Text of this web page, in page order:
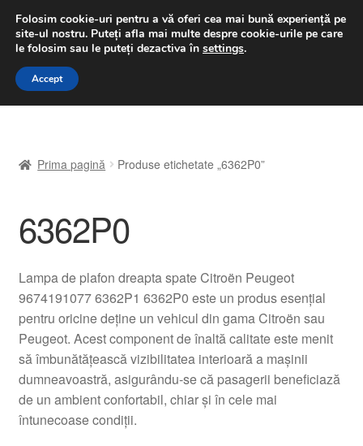
LIVRARE de la 33 lei
luni-vineri 9 a.m. - 4 p.m.031 229 6816
Sari
Sari
A lua legatura
Contul meu
Despre noi
Finalizare comandă
Livrare
Livrare în toată lumea
Prima pagină Produse etichetate „6362P0”
6362P0
Lampa de plafon dreapta spate Citroën Peugeot
9674191077 6362P1 6362P0 este un produs esențial
pentru oricine deține un vehicul din gama Citroën sau
Peugeot. Acest component de înaltă calitate este menit
să îmbunătățească vizibilitatea interioară a mașinii
dumneavoastră, asigurându-se că pasagerii beneficiază
de un ambient confortabil, chiar și în cele mai
întunecoase condiții.
Folosim cookie-uri pentru a vă oferi cea mai bună experiență pe
site-ul nostru. Puteți afla mai multe despre cookie-urile pe care
le folosim sau le puteți dezactiva în settings.
Accept